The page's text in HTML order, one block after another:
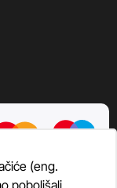
(eng.
poboljšali